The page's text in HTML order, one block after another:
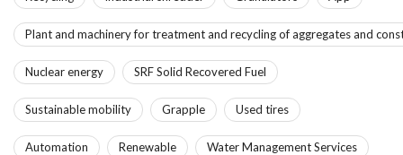
Plant and machinery for treatment and recycling of aggregates and
Nuclear energy SRF Solid Recovered Fuel
Sustainable mobility Grapple Used tires
Automation Renewable Water Management Services